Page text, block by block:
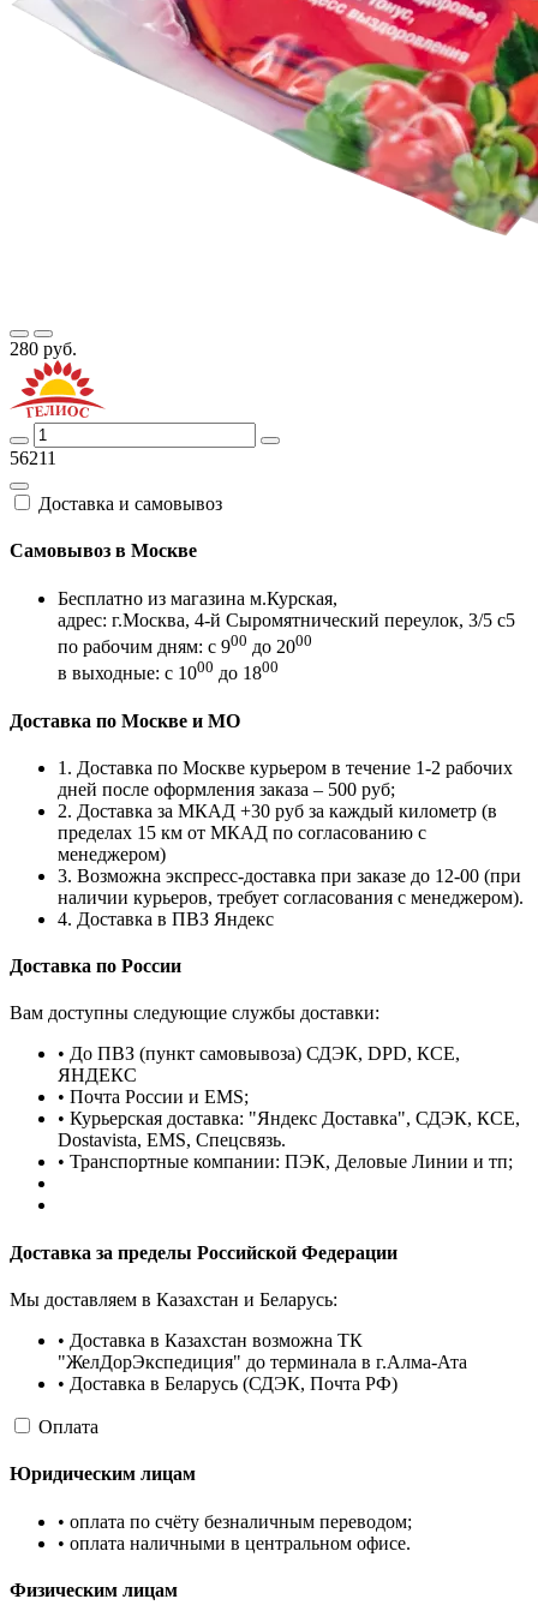
280 руб.
56211
Доставка и самовывоз
Самовывоз в Москве
Бесплатно из магазина м.Курская,
адрес: г.Москва, 4-й Сыромятнический переулок, 3/5 с5
по рабочим дням: с 900 до 2000
в выходные: с 1000 до 1800
Доставка по Москве и МО
1. Доставка по Москве курьером в течение 1-2 рабочих
дней после оформления заказа – 500 руб;
2. Доставка за МКАД +30 руб за каждый километр (в
пределах 15 км от МКАД по согласованию с
менеджером)
3. Возможна экспресс-доставка при заказе до 12-00 (при
наличии курьеров, требует согласования с менеджером).
4. Доставка в ПВЗ Яндекс
Доставка по России
Вам доступны следующие службы доставки:
• До ПВЗ (пункт самовывоза) СДЭК, DPD, КСЕ,
ЯНДЕКС
• Почта России и EMS;
• Курьерская доставка: "Яндекс Доставка", СДЭК, КСЕ,
Dostavista, EMS, Спецсвязь.
• Транспортные компании: ПЭК, Деловые Линии и тп;
Доставка за пределы Российской Федерации
Мы доставляем в Казахстан и Беларусь:
• Доставка в Казахстан возможна ТК
"ЖелДорЭкспедиция" до терминала в г.Алма-Ата
• Доставка в Беларусь (СДЭК, Почта РФ)
Оплата
Юридическим лицам
• оплата по счёту безналичным переводом;
• оплата наличными в центральном офисе.
Физическим лицам